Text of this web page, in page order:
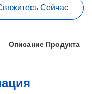
Сейчас
Описание Продукта